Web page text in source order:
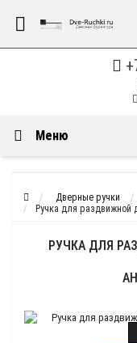
Меню
Дверные ручки
Ручка для раздвижной
РУЧКА ДЛЯ